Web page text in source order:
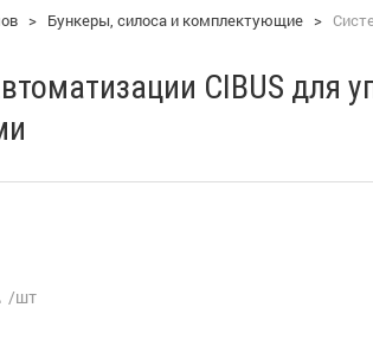
> Бункеры, силоса и комплектующие >
CIBUS для
/шт